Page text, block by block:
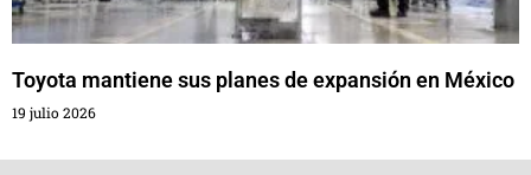
Toyota mantiene sus planes de expansión en México
19 julio 2026